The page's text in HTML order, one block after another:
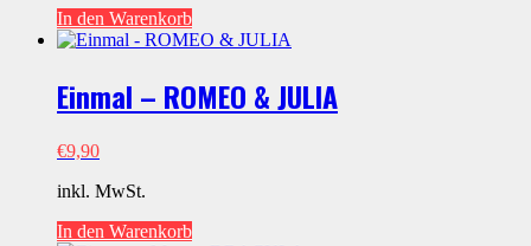
In den Warenkorb
Einmal – ROMEO & JULIA
€9,90
inkl. MwSt.
In den Warenkorb